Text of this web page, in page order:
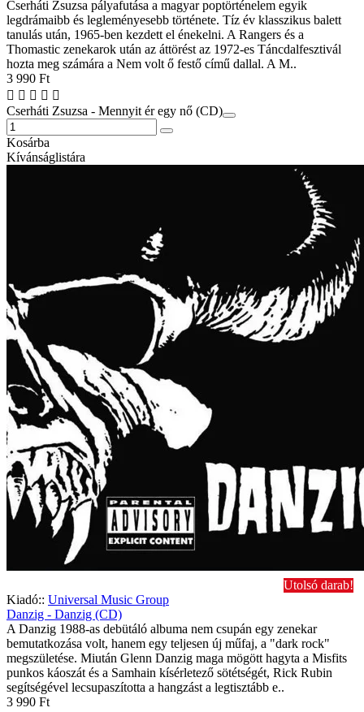
Cserháti Zsuzsa pályafutása a magyar poptörténelem egyik
legdrámaibb és legleményesebb története. Tíz év klasszikus balett
tanulás után, 1965-ben kezdett el énekelni. A Rangers és a
Thomastic zenekarok után az áttörést az 1972-es Táncdalfesztivál
hozta meg számára a Nem volt ő festő című dallal. A M..
3 990 Ft
Cserháti Zsuzsa - Mennyit ér egy nő (CD)
Kosárba
Kívánságlistára
Utolsó darab!
Kiadó:: Universal Music Group
Danzig - Danzig (CD)
A Danzig 1988-as debütáló albuma nem csupán egy zenekar
bemutatkozása volt, hanem egy teljesen új műfaj, a "dark rock"
megszületése. Miután Glenn Danzig maga mögött hagyta a Misfits
punkos káoszát és a Samhain kísérletező sötétségét, Rick Rubin
segítségével lecsupaszította a hangzást a legtisztább e..
3 990 Ft